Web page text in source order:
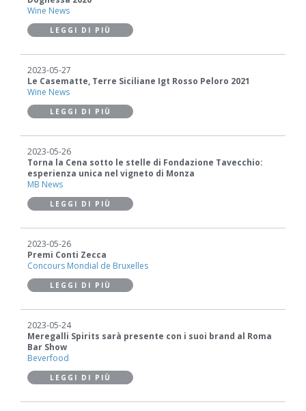
Wine News
LEGGI DI PIÙ
2023-05-27
Le Casematte, Terre Siciliane Igt Rosso Peloro 2021
Wine News
LEGGI DI PIÙ
2023-05-26
Torna la Cena sotto le stelle di Fondazione Tavecchio:
esperienza unica nel vigneto di Monza
MB News
LEGGI DI PIÙ
2023-05-26
Premi Conti Zecca
Concours Mondial de Bruxelles
LEGGI DI PIÙ
2023-05-24
Meregalli Spirits sarà presente con i suoi brand al Roma
Bar Show
Beverfood
LEGGI DI PIÙ